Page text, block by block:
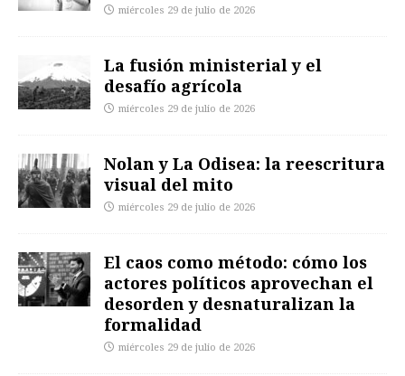
miércoles 29 de julio de 2026
La fusión ministerial y el
desafío agrícola
miércoles 29 de julio de 2026
Nolan y La Odisea: la reescritura
visual del mito
miércoles 29 de julio de 2026
El caos como método: cómo los
actores políticos aprovechan el
desorden y desnaturalizan la
formalidad
miércoles 29 de julio de 2026